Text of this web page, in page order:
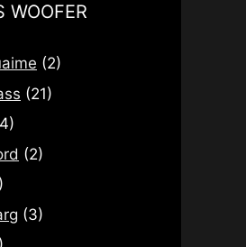
WOOFER
(2)
(21)
(2)
(3)